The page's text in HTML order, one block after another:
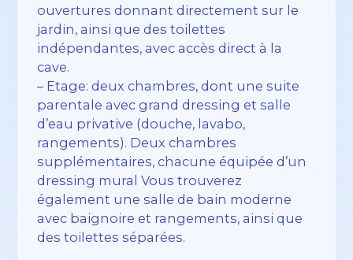
ouvertures donnant directement sur le
jardin, ainsi que des toilettes
indépendantes, avec accès direct à la
cave.
– Etage: deux chambres, dont une suite
parentale avec grand dressing et salle
d’eau privative (douche, lavabo,
rangements). Deux chambres
supplémentaires, chacune équipée d’un
dressing mural Vous trouverez
également une salle de bain moderne
avec baignoire et rangements, ainsi que
des toilettes séparées.